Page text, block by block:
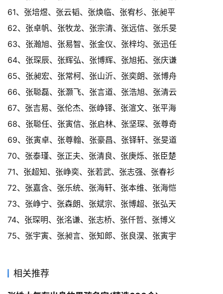
61、张培煜、张云韬、张焕临、张宥杉、张昶平
62、张卓帆、张牧龙、张宗清、张远信、张乐旻
63、张瀚旭、张易智、张金仪、张梓均、张迅任
64、张琛辰、张辉弘、张博辉、张旭拓、张庆谦
65、张昶宏、张常柯、张山沂、张奕朗、张博舟
66、张聪磊、张灏飞、张言道、张浩旭、张清云
67、张吉易、张伦杰、张峥铎、张渲文、张平海
68、张聪任、张寅信、张启林、张坚琛、张尊奇
69、张寅卓、张尊翰、张豪昌、张铎轩、张旻道
70、张泰瑾、张正夫、张清良、张庚烁、张臣楚
71、张超知、张峥奕、张若武、张志强、张春衫
72、张嘉含、张乐统、张海轩、张本维、张海恺
73、张峥宁、张森朗、张斌宗、张博超、张弘天
74、张琛明、张洺谦、张志桥、张仟哲、张博义
75、张宇寅、张昶言、张知郎、张良淏、张寅宇
相关推荐